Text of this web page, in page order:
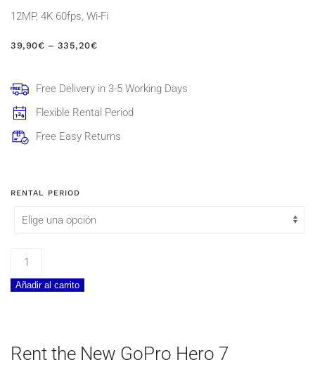
12MP, 4K 60fps, Wi-Fi
39,90€ – 335,20€RANGO
DESDE
HASTA
Free Delivery in 3-5 Working Days
Flexible Rental Period
Free Easy Returns
RENTAL PERIOD
GoPro
7Añadir al carrito
Rent the New GoPro Hero 7